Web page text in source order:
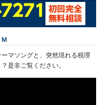
マソングと、突然現れる税理
是非ご覧ください。